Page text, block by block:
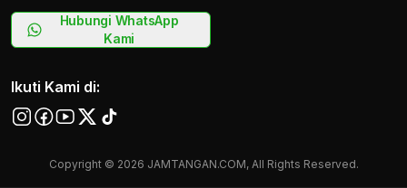
Hubungi WhatsApp
Kami
Ikuti Kami di:
Copyright © 2026 JAMTANGAN.COM, All Rights Reserved.